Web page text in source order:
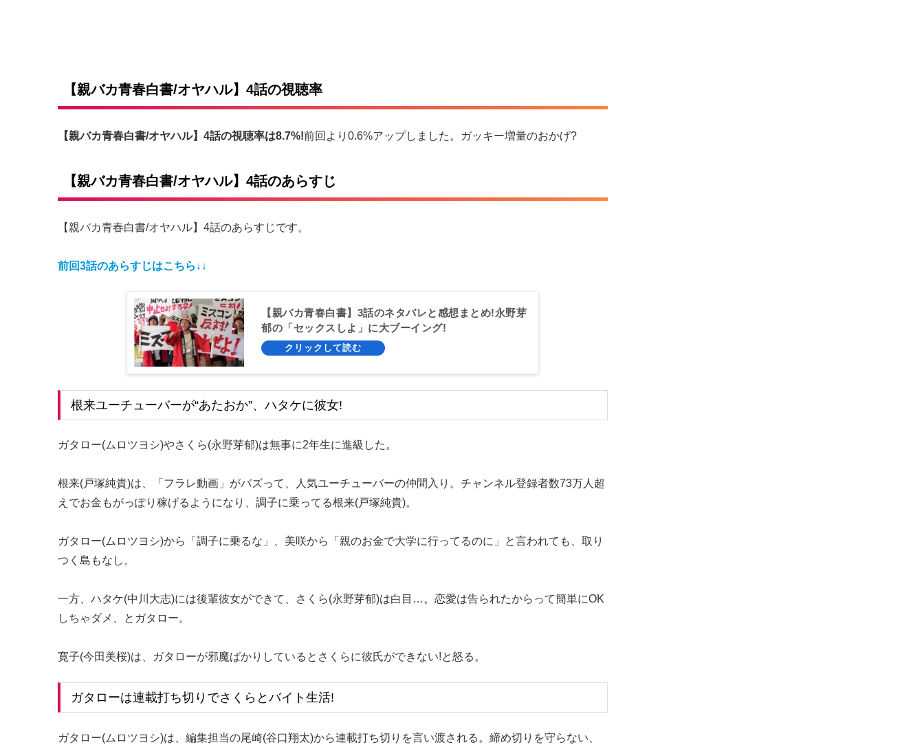
【親バカ青春白書/オヤハル】4話の視聴率
【親バカ青春白書/オヤハル】4話の視聴率は8.7%!前回より0.6%アップしました。ガッキー増量のおかげ?
【親バカ青春白書/オヤハル】4話のあらすじ
【親バカ青春白書/オヤハル】4話のあらすじです。
前回3話のあらすじはこちら↓↓
【親バカ青春白書】3話のネタバレと感想まとめ!永野芽
郁の「セックスしよ」に大ブーイング!
根来ユーチューバーが“あたおか”、ハタケに彼女!
ガタロー(ムロツヨシ)やさくら(永野芽郁)は無事に2年生に進級した。
根来(戸塚純貴)は、「フラレ動画」がバズって、人気ユーチューバーの仲間入り。チャンネル登録者数73万人超
えでお金もがっぽり稼げるようになり、調子に乗ってる根来(戸塚純貴)。
ガタロー(ムロツヨシ)から「調子に乗るな」、美咲から「親のお金で大学に行ってるのに」と言われても、取り
つく島もなし。
一方、ハタケ(中川大志)には後輩彼女ができて、さくら(永野芽郁)は白目…。恋愛は告られたからって簡単にOK
しちゃダメ、とガタロー。
寛子(今田美桜)は、ガタローが邪魔ばかりしているとさくらに彼氏ができない!と怒る。
ガタローは連載打ち切りでさくらとバイト生活!
ガタロー(ムロツヨシ)は、編集担当の尾崎(谷口翔太)から連載打ち切りを言い渡される。締め切りを守らない、